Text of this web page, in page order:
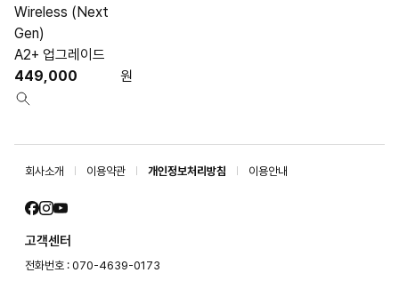
Wireless (Next
Gen)
A2+ 업그레이드
449,000
원
회사소개 이용약관 개인정보처리방침 이용안내
고객센터
전화번호 : 070-4639-0173